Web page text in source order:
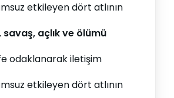
etkileyen dört atlının
savaş, açlık ve ölümü
odaklanarak iletişim
etkileyen dört atlının